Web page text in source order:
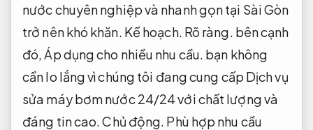
nước chuyên nghiệp và nhanh gọn tại Sài Gòn
trở nên khó khăn. Kế hoạch. Rõ ràng. bên cạnh
đó,Áp dụng cho nhiều nhu cầu. bạn không
cần lo lắng vì chúng tôi đang cung cấp Dịch vụ
sửa máy bơm nước 24/24 với chất lượng và
đáng tin cao.Chủ động. Phù hợp nhu cầu